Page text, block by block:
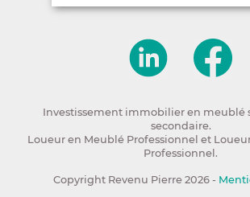
Investissement immobilier en meublé
secondaire.
Loueur en Meublé Professionnel et
Professionnel.
Copyright Revenu Pierre 2026 -